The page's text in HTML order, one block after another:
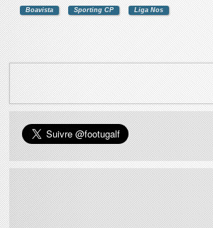
Boavista Sporting CP Liga Nos